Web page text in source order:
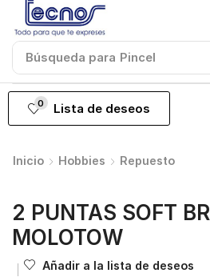
Búsqueda para Pincel
0 Lista de deseos
Inicio Hobbies Repuesto
2 PUNTAS SOFT
MOLOTOW
Añadir a la lista de deseos